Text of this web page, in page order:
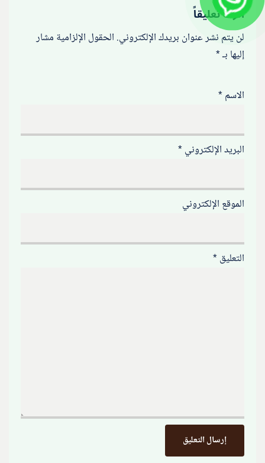
اترك تعليقاً
لن يتم نشر عنوان بريدك الإلكتروني. الحقول الإلزامية مشار
إليها بـ*
الاسم*
البريد الإلكتروني*
الموقع الإلكتروني
التعليق*